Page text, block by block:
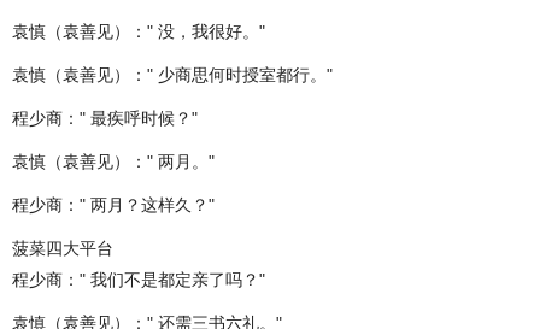
袁慎（袁善见）：" 没，我很好。"
袁慎（袁善见）：" 少商思何时授室都行。"
程少商：" 最疾呼时候？"
袁慎（袁善见）：" 两月。"
程少商：" 两月？这样久？"
菠菜四大平台
程少商：" 我们不是都定亲了吗？"
袁慎（袁善见）：" 还需三书六礼。"